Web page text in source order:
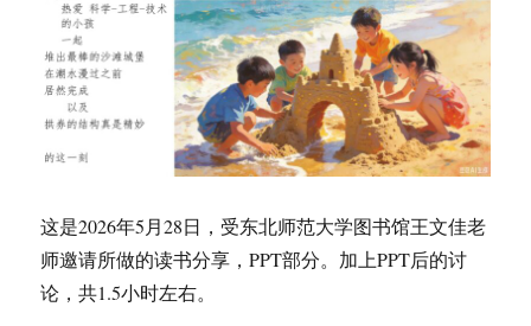
这是2026年5月28日，受东北师范大学图书馆王文佳老
师邀请所做的读书分享，PPT部分。加上PPT后的讨
论，共1.5小时左右。